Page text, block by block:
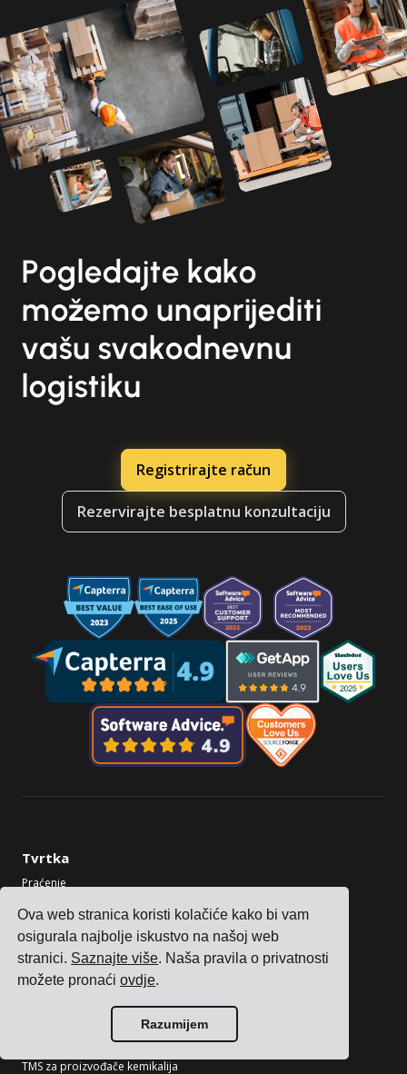
Ova web stranica koristi kolačiće kako bi vam
osigurala najbolje iskustvo na našoj web
stranici. Saznajte više. Naša pravila o privatnosti
možete pronaćiovdje.
Razumijem
Pogledajte kako
možemo unaprijediti
vašu svakodnevnu
logistiku
Registrirajte račun
Rezervirajte besplatnu konzultaciju
Tvrtka
Praćenje
Cijene
Priče kupaca
Kontaktirajte nas
Postanite partner
TMS za proizvođače elektronike
TMS za proizvođače kemikalija